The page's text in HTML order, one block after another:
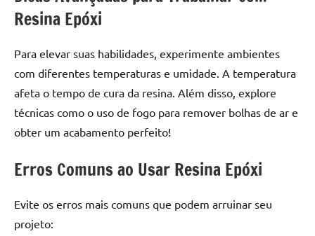
Resina Epóxi
Para elevar suas habilidades, experimente ambientes
com diferentes temperaturas e umidade. A temperatura
afeta o tempo de cura da resina. Além disso, explore
técnicas como o uso de fogo para remover bolhas de ar e
obter um acabamento perfeito!
Erros Comuns ao Usar Resina Epóxi
Evite os erros mais comuns que podem arruinar seu
projeto: